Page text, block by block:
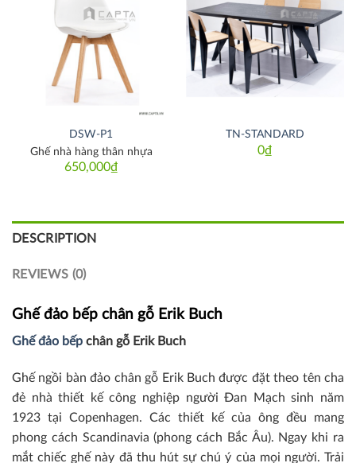
DSW-P1
650,000₫
Ghế nhà hàng thân nhựa
Thích
TN-STANDARD
0₫
DESCRIPTION
REVIEWS (0)
Ghế đảo bếp chân gỗ Erik Buch
Ghế đảo bếp chân gỗ Erik Buch
Ghế ngồi bàn đảo chân gỗ Erik Buch được đặt theo tên cha
đẻ nhà thiết kế công nghiệp người Đan Mạch sinh năm
1923 tại Copenhagen. Các thiết kế của ông đều mang
phong cách Scandinavia (phong cách Bắc Âu). Ngay khi ra
mắt chiếc ghế này đã thu hút sự chú ý của mọi người. Trải